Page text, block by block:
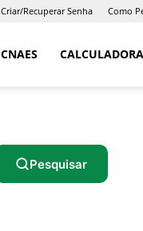
Criar/Recuperar Senha Como
CNAES
Pesquisar